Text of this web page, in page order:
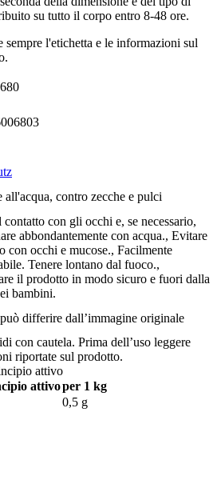
su tutto il corpo entro 8-48 ore.
sempre l'etichetta e le informazioni sul
all'acqua, contro zecche e pulci
con gli occhi e, se necessario,
abbondantemente con acqua., Evitare
con occhi e mucose., Facilmente
Tenere lontano dal fuoco.,
il prodotto in modo sicuro e fuori dalla
bambini.
differire dall’immagine originale
con cautela. Prima dell’uso leggere
riportate sul prodotto.
attivo
attivoper 1 kg
0,5 g